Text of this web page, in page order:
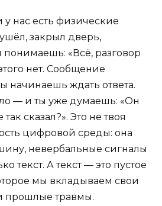
нас есть физические
закрыл дверь,
«Всё, разговор
нет. Сообщение
начинаешь ждать ответа.
— и ты уже думаешь: «Он
сказал?». Это не твоя
цифровой среды: она
невербальные сигналы
текст. А текст — это пустое
мы вкладываем свои
прошлые травмы.